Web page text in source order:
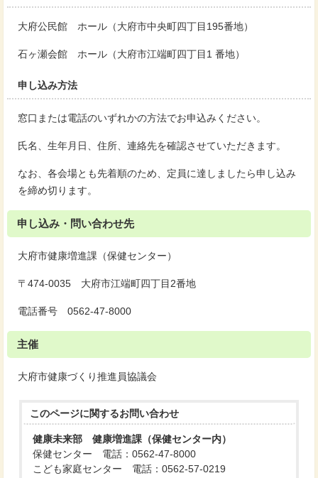
大府公民館 ホール（大府市中央町四丁目195番地）
石ヶ瀬会館 ホール（大府市江端町四丁目1 番地）
申し込み方法
窓口または電話のいずれかの方法でお申込みください。
氏名、生年月日、住所、連絡先を確認させていただきます。
なお、各会場とも先着順のため、定員に達しましたら申し込み
を締め切ります。
申し込み・問い合わせ先
大府市健康増進課（保健センター）
〒474-0035 大府市江端町四丁目2番地
電話番号 0562-47-8000
主催
大府市健康づくり推進員協議会
このページに関するお問い合わせ
健康未来部 健康増進課（保健センター内）
保健センター 電話：0562-47-8000
こども家庭センター 電話：0562-57-0219